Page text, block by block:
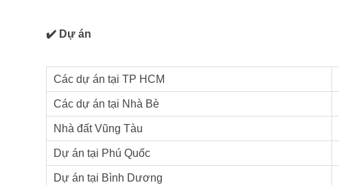
✔️ Dự án
Các dự án tại TP HCM
Các dự án tại Nhà Bè
Nhà đất Vũng Tàu
Dự án tại Phú Quốc
Dự án tại Bình Dương